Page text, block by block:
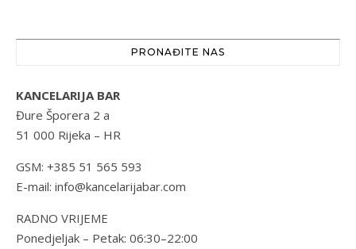
PRONAĐITE NAS
KANCELARIJA BAR
Đure Šporera 2 a
51 000 Rijeka – HR
GSM: +385 51 565 593
E-mail: info@kancelarijabar.com
RADNO VRIJEME
Ponedjeljak – Petak: 06:30–22:00